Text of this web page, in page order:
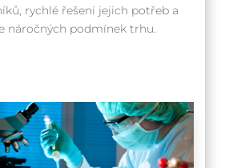
rychlé řešení jejich potřeb a
náročných podmínek trhu.